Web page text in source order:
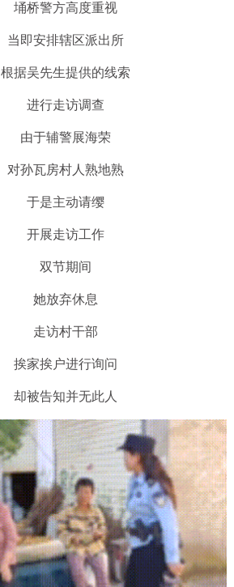
埇桥警方高度重视
当即安排辖区派出所
根据吴先生提供的线索
进行走访调查
由于辅警展海荣
对孙瓦房村人熟地熟
于是主动请缨
开展走访工作
双节期间
她放弃休息
走访村干部
挨家挨户进行询问
却被告知并无此人